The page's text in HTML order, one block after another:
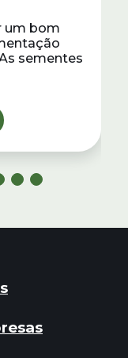
um bom
sementes